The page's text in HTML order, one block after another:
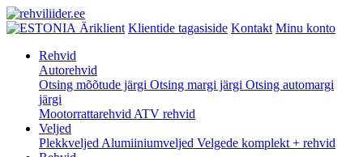
Äriklient Klientide tagasiside Kontakt Minu konto
Rehvid
Autorehvid
Otsing mõõtude järgi Otsing margi järgi Otsing automargi
järgi
Mootorrattarehvid ATV rehvid
Veljed
Plekkveljed Alumiiniumveljed Velgede komplekt + rehvid